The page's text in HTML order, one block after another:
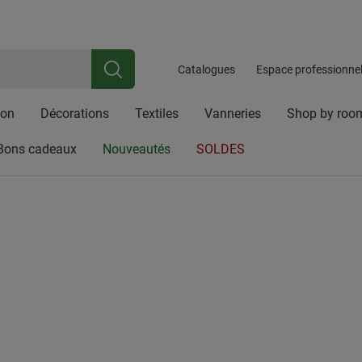
Catalogues Espace professionnel
Décorations Textiles Vanneries Shop by
cadeaux Nouveautés SOLDES